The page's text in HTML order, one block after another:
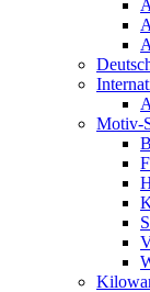
Motiv-